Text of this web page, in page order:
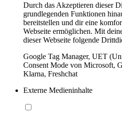
Durch das Akzeptieren dieser
grundlegenden Funktionen
bereitstellen und dir eine
Webseite ermöglichen. Mit
dieser Webseite folgende
Google Tag Manager, UET
Consent Mode von Microsoft,
Klarna, Freshchat
Externe Medieninhalte